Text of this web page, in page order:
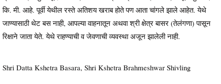
कि. मी. आहे. पूर्वी येथील रस्ते अतिशय खराब होते पण आता चांगले झाले आहेत. येथे
जाण्यासाठी थेट बस नाही, आपल्या वाहनातून अथवा श्री क्षेत्र बासर (तेलंगणा) पासून
रिक्षाने जाता येते. येथे राहण्याची व जेवणाची व्यवस्था अजून झालेली नाही.
Shri Datta Kshetra Basara, Shri Kshetra Brahmeshwar Shivling